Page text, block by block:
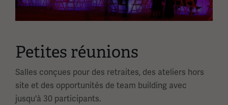
Petites réunions
Salles conçues pour des retraites, des ateliers hors
site et des opportunités de team building avec
jusqu'à 30 participants.